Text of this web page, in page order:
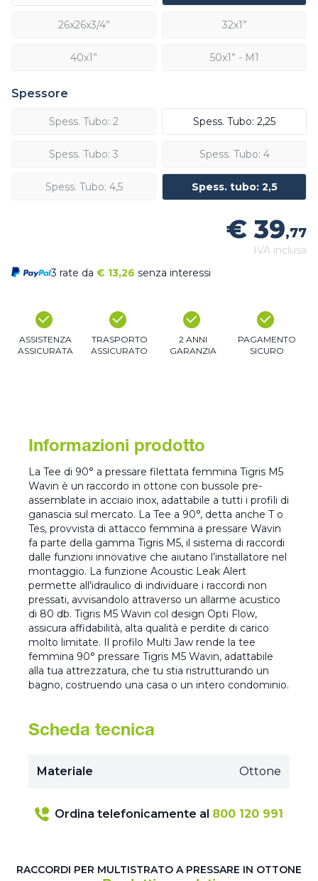
26x26x3/4” 32x1”
40x1” 50x1” - M1
Spessore
Spess. Tubo: 2 Spess. Tubo: 2,25
Spess. Tubo: 3 Spess. Tubo: 4
Spess. Tubo: 4,5 Spess. tubo: 2,5
€ 39,77
IVA inclusa
3 rate da € 13,26 senza interessi
ASSISTENZA
ASSICURATA
TRASPORTO
ASSICURATO
2 ANNI
GARANZIA
PAGAMENTO
SICURO
Informazioni prodotto
La Tee di 90° a pressare filettata femmina Tigris M5
Wavin è un raccordo in ottone con bussole pre-
assemblate in acciaio inox, adattabile a tutti i profili di
ganascia sul mercato. La Tee a 90°, detta anche T o
Tes, provvista di attacco femmina a pressare Wavin
fa parte della gamma Tigris M5, il sistema di raccordi
dalle funzioni innovative che aiutano l’installatore nel
montaggio. La funzione Acoustic Leak Alert
permette all’idraulico di individuare i raccordi non
pressati, avvisandolo attraverso un allarme acustico
di 80 db. Tigris M5 Wavin col design Opti Flow,
assicura affidabilità, alta qualità e perdite di carico
molto limitate. Il profilo Multi Jaw rende la tee
femmina 90° pressare Tigris M5 Wavin, adattabile
alla tua attrezzatura, che tu stia ristrutturando un
bagno, costruendo una casa o un intero condominio.
Scheda tecnica
Materiale Ottone
Ordina telefonicamente al 800 120 991
RACCORDI PER MULTISTRATO A PRESSARE IN OTTONE